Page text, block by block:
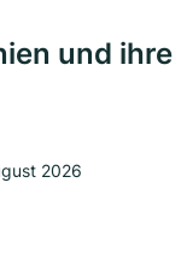
und ihre
2026